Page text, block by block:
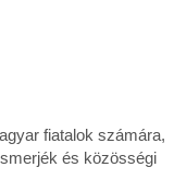
fiatalok számára,
és közösségi